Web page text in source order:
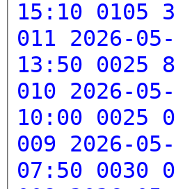
15:10 0105
011 2026-
13:50 0025
010 2026-
10:00 0025
009 2026-
07:50 0030